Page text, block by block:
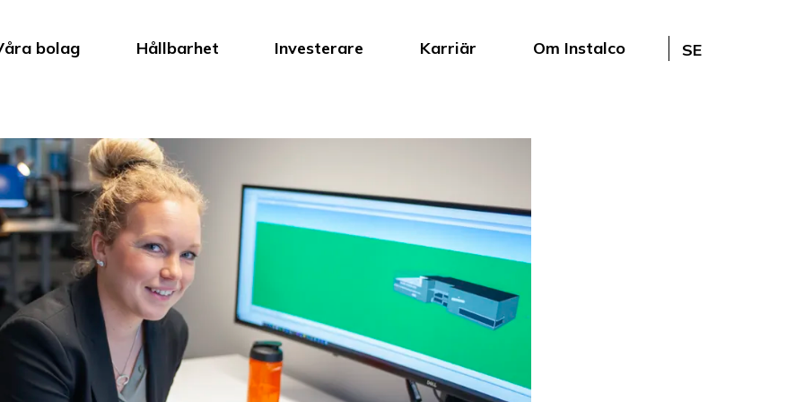
bolag Hållbarhet Investerare Karriär Om Instalco SE